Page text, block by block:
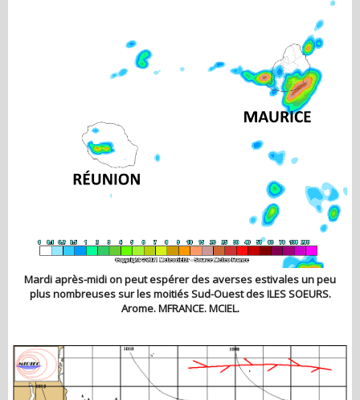
Mardi après-midi on peut espérer des averses estivales un peu
plus nombreuses sur les moitiés Sud-Ouest des ILES SOEURS.
Arome. MFRANCE. MCIEL.